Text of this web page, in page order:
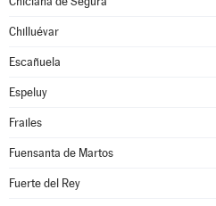
Chilluévar
Escañuela
Espeluy
Frailes
Fuensanta de Martos
Fuerte del Rey